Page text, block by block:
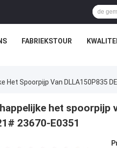
FABRIEKSTOUR
Het Spoorpijp Van DLLA150P835
het spoorpijp
23670-E0351